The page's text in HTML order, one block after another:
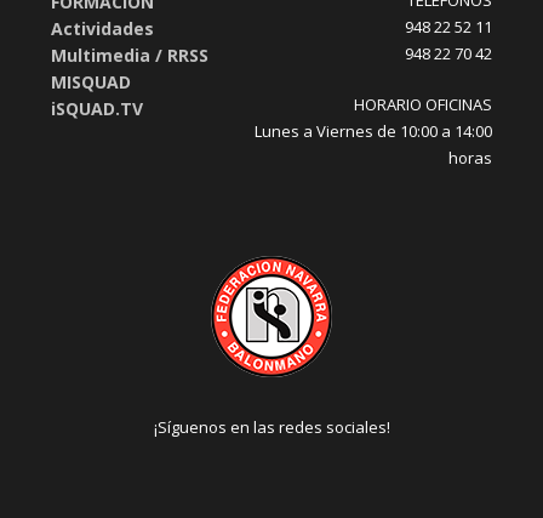
Actividades
Multimedia / RRSS
MISQUAD
iSQUAD.TV
948 22 52 11
948 22 70 42
HORARIO OFICINAS
Lunes a Viernes de 10:00 a 14:00
horas
¡Síguenos en las redes sociales!